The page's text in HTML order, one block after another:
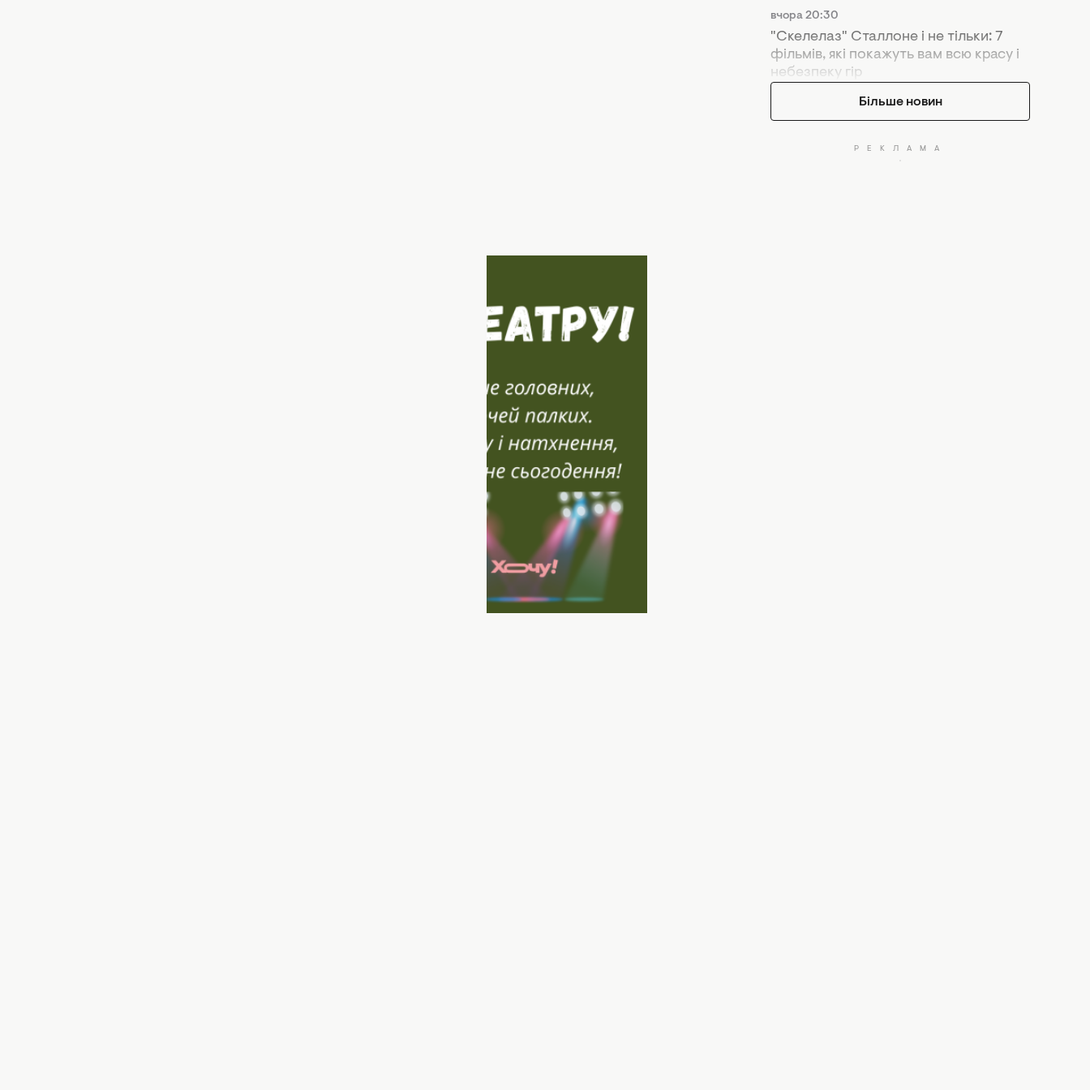
Вітання з Міжнародним днем театру — українською
вчора 20:30
"Скелелаз" Сталлоне і не тільки: 7
фільмів, які покажуть вам всю красу і
небезпеку гір
Більше новин